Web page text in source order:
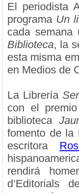
El periodista
programa Un
cada
Biblioteca, la
esta misma
en Medios de
La Librería
con el premio
biblioteca
fomento de la
escritora
rendirá
d’Editorials